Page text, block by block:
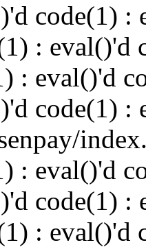
code(1) :
: eval()'d
: eval()'d
code(1) :
: eval()'d
code(1) :
: eval()'d